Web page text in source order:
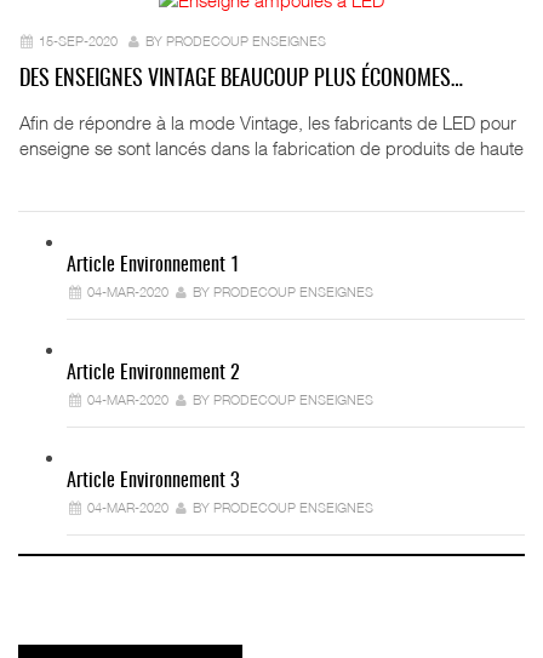
15-SEP-2020 BY PRODECOUP ENSEIGNES
DES ENSEIGNES VINTAGE BEAUCOUP PLUS ÉCONOMES…
Afin de répondre à la mode Vintage, les fabricants de LED pour
enseigne se sont lancés dans la fabrication de produits de haute
Article Environnement 1
04-MAR-2020 BY PRODECOUP ENSEIGNES
Article Environnement 2
04-MAR-2020 BY PRODECOUP ENSEIGNES
Article Environnement 3
04-MAR-2020 BY PRODECOUP ENSEIGNES